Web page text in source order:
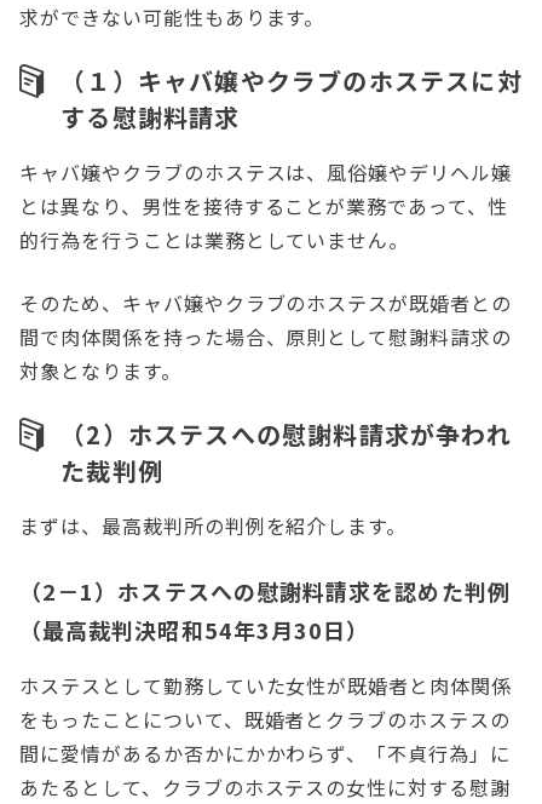
求ができない可能性もあります。
（１）キャバ嬢やクラブのホステスに対
する慰謝料請求
キャバ嬢やクラブのホステスは、風俗嬢やデリヘル嬢
とは異なり、男性を接待することが業務であって、性
的行為を行うことは業務としていません。
そのため、キャバ嬢やクラブのホステスが既婚者との
間で肉体関係を持った場合、原則として慰謝料請求の
対象となります。
（2）ホステスへの慰謝料請求が争われ
た裁判例
まずは、最高裁判所の判例を紹介します。
（2－1）ホステスへの慰謝料請求を認めた判例
（最高裁判決昭和54年3月30日）
ホステスとして勤務していた女性が既婚者と肉体関係
をもったことについて、既婚者とクラブのホステスの
間に愛情があるか否かにかかわらず、「不貞行為」に
あたるとして、クラブのホステスの女性に対する慰謝